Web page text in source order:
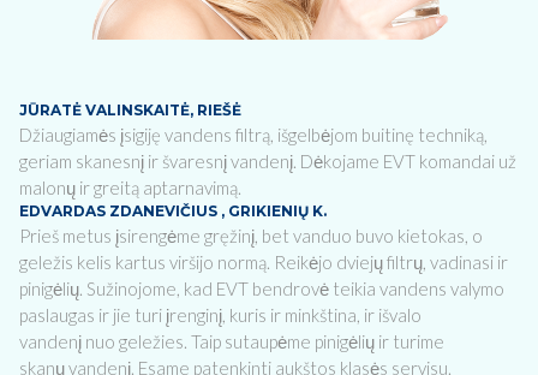
JŪRATĖ VALINSKAITĖ, RIEŠĖ
Džiaugiamės įsigiję vandens filtrą, išgelbėjom buitinę techniką,
geriam skanesnį ir švaresnį vandenį. Dėkojame EVT komandai už
malonų ir greitą aptarnavimą.
EDVARDAS ZDANEVIČIUS , GRIKIENIŲ K.
Prieš metus įsirengėme gręžinį, bet vanduo buvo kietokas, o
geležis kelis kartus viršijo normą. Reikėjo dviejų filtrų, vadinasi ir
pinigėlių. Sužinojome, kad EVT bendrovė teikia vandens valymo
paslaugas ir jie turi įrenginį, kuris ir minkština, ir išvalo
vandenį nuo geležies. Taip sutaupėme pinigėlių ir turime
skanų vandenį. Esame patenkinti aukštos klasės servisu.